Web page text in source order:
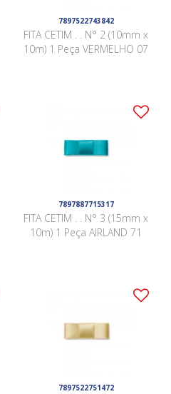
7897522743842
FITA CETIM . . N° 2 (10mm x
10m) 1 Peça VERMELHO 07
7897887715317
FITA CETIM . . N° 3 (15mm x
10m) 1 Peça AIRLAND 71
7897522751472